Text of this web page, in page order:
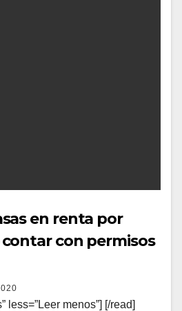
en renta por
con permisos
less=”Leer menos”] [/read]